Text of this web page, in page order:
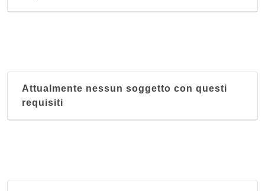
Attualmente nessun soggetto con questi
requisiti